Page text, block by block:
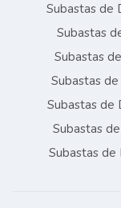
Subastas de
Subastas
Subastas
Subastas
Subastas de
Subastas
Subastas de